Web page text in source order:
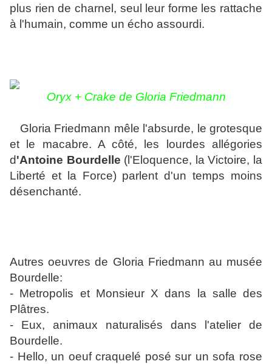
plus rien de charnel, seul leur forme les rattache
à l'humain, comme un écho assourdi.
Oryx + Crake de Gloria Friedmann
Gloria Friedmann mêle l'absurde, le grotesque
et le macabre. A côté, les lourdes allégories
d'Antoine Bourdelle (l'Eloquence, la Victoire, la
Liberté et la Force) parlent d'un temps moins
désenchanté.
Autres oeuvres de Gloria Friedmann au musée
Bourdelle:
- Metropolis et Monsieur X dans la salle des
Plâtres.
- Eux, animaux naturalisés dans l'atelier de
Bourdelle.
- Hello, un oeuf craquelé posé sur un sofa rose